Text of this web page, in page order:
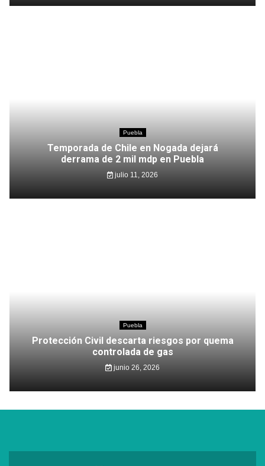
Puebla
Temporada de Chile en Nogada dejará
derrama de 2 mil mdp en Puebla
julio 11, 2026
Puebla
Protección Civil descarta riesgos por quema
controlada de gas
junio 26, 2026